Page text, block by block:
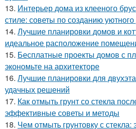
13. Интерьер дома из клееного
стиле: советы по созданию
14. Лучшие планировки домов и
идеальное расположение
15. Бесплатные проекты домов с
экономьте на архитекторе
16. Лучшие планировки для
удачных решений
17. Как отмыть грунт со стекла
эффективные советы и методы
18. Чем отмыть грунтовку с